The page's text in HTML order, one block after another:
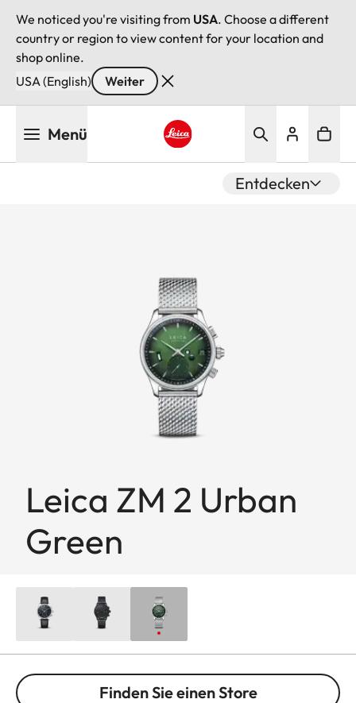
We noticed you're visiting from USA. Choose a different
country or region to view content for your location and
shop online.
USA (English)
Weiter
Menü
Entdecken
Leica ZM 2 Urban
Green
Finden Sie einen Store